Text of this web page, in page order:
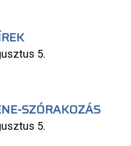
5.
SZÓRAKOZÁS
5.